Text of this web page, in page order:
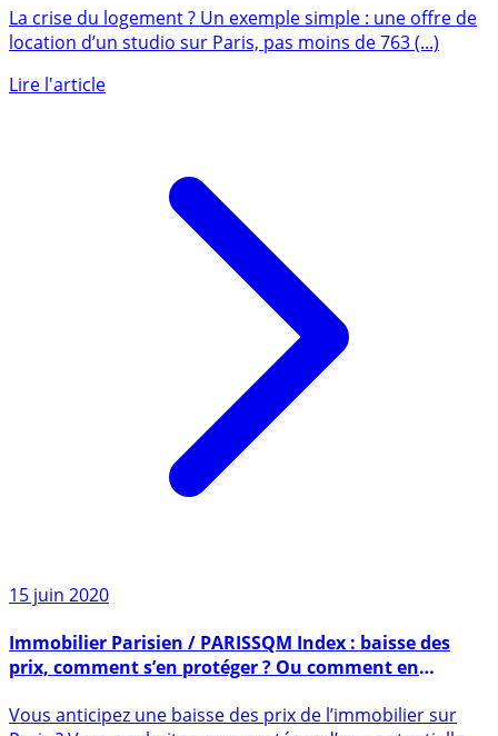
610 euros, 763 candidatures reçues en une semaine...
location d’un studio sur Paris, pas moins de 763 (...)
15 juin 2020
prix, comment s’en protéger ? Ou comment en